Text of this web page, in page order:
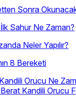
Sahur Ne Zaman?
8 Bereketi